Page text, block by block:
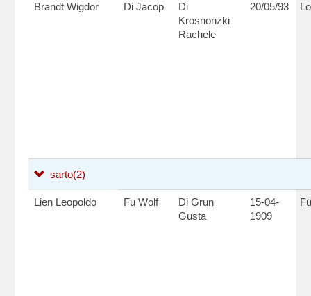
Brandt Wigdor Di Jacop
Di
Krosnonzki
Rachele
20/05/93
sarto(2)
Lien Leopoldo Fu Wolf
Di Grun
Gusta
15-04-
1909